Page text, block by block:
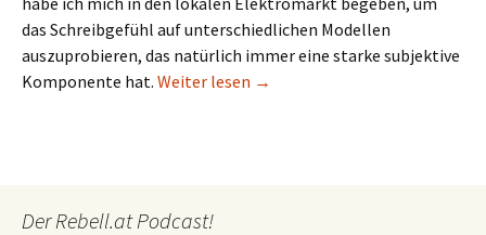
das Schreibgefühl auf unterschiedlichen Modellen
auszuprobieren, das natürlich immer eine starke subjektive
Komponente hat. Weiter lesen Keyboard-Test: Razer
→
Der Rebell.at Podcast!